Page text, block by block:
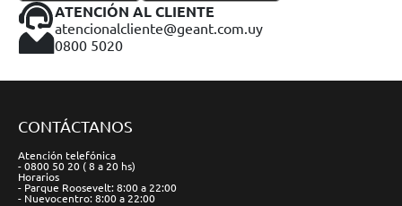
ATENCIÓN AL CLIENTE
atencionalcliente@geant.com.uy
0800 5020
CONTÁCTANOS
Atención telefónica
- 0800 50 20 ( 8 a 20 hs)
Horarios
- Parque Roosevelt: 8:00 a 22:00
- Nuevocentro: 8:00 a 22:00